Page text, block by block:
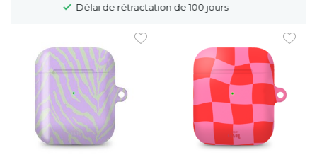
Livraison gratuite